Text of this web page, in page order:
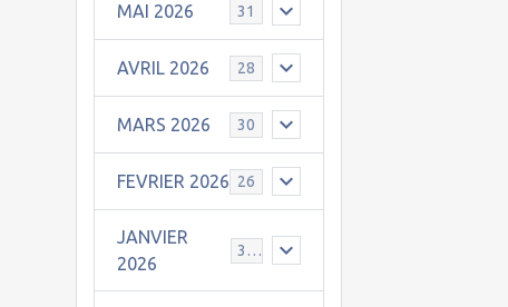
MAI 2026 31
AVRIL 2026 28
MARS 2026 30
FEVRIER 2026 26
JANVIER
2026
31